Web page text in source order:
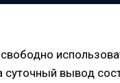
вывод